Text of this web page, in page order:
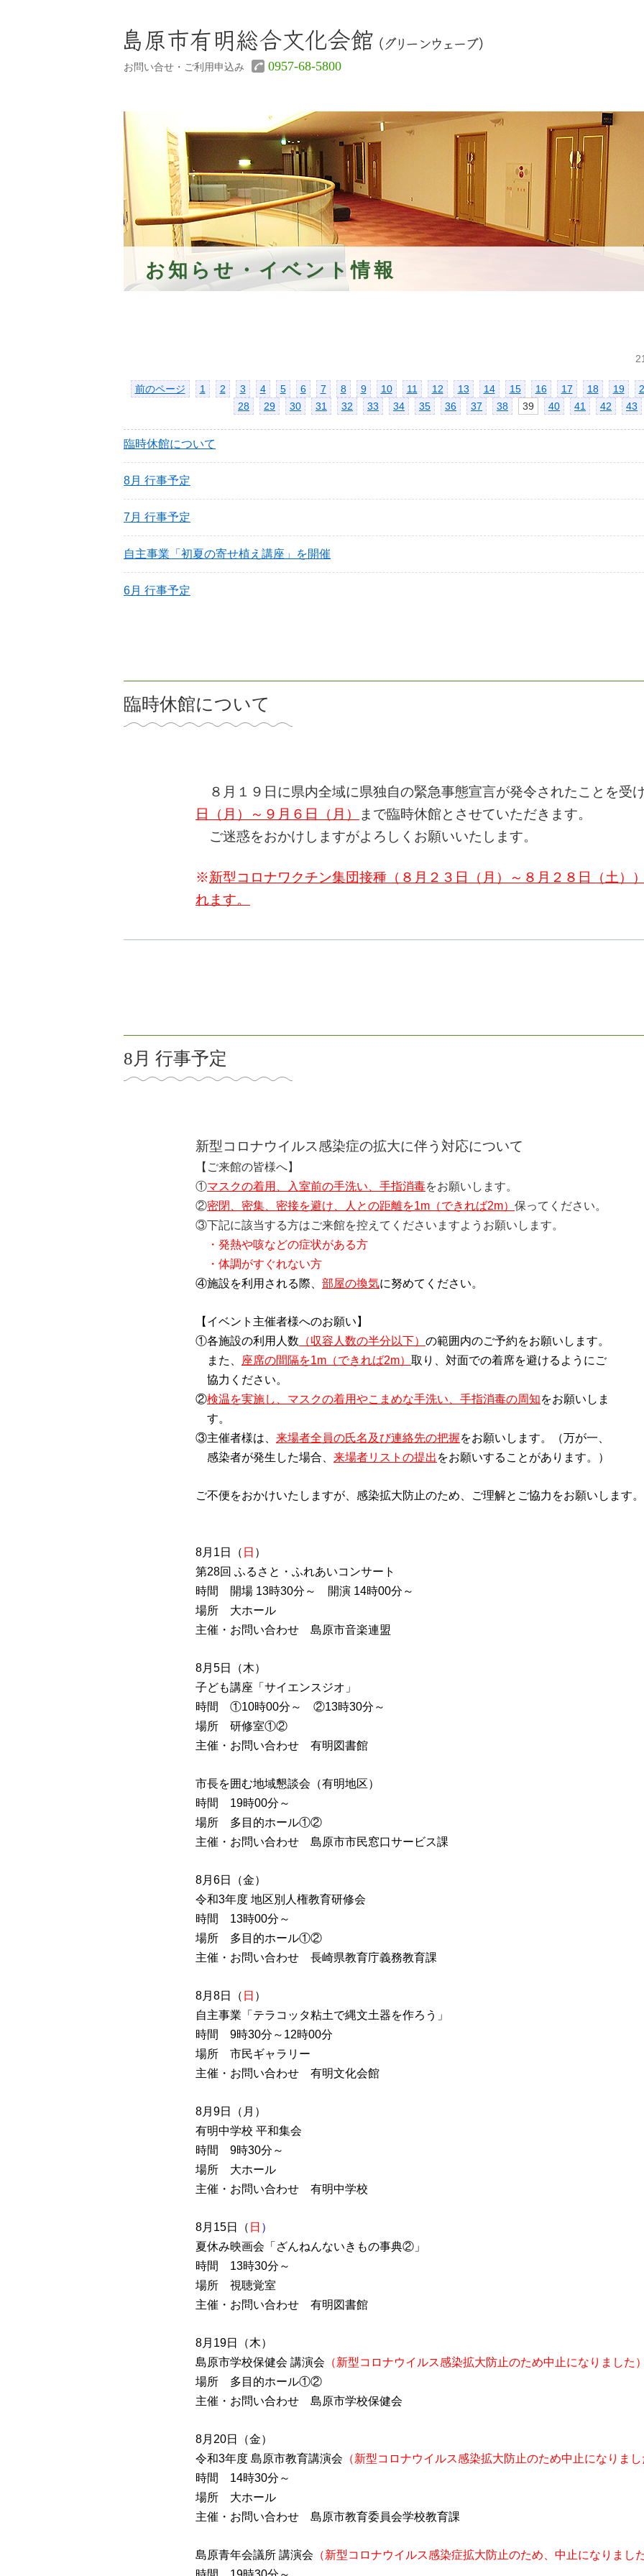
島原市有
お問い合せ・ご利用申込み 0957-68-5800
お知らせ・イベント情報
前のページ 1 2 3 4 5 6 7 8 9 10 11 12 13 14 15 16 17 18 19
28
29 30 31 32 33 34 35 36 37 38 39 40 41 42 43
臨時休館について
8月 行事予定
7月 行事予定
自主事業「初夏の寄せ植え講座」を開催
6月 行事予定
臨時休館について
８月１９日に県内全域に県独自の緊急事態宣言が発令されたことを受
日（月）～９月６日（月）
まで臨時休館とさせていただきます。
ご迷惑をおかけしますがよろしくお願いいたします。
※新型コロナワクチン集団接種（８月２３日（月）～８月２８日（土）
れます。
8月 行事予定
新型コロナウイルス感染症の拡大に伴う対応について
【ご来館の皆様へ】
①マスクの着用、入室前の手洗い、手指消毒をお願いします。
②密閉、密集、密接を避け、人との距離を1m（できれば2m） 保ってください。
③下記に該当する方はご来館を控えてくださいますようお願いします。
・発熱や咳などの症状がある方
・体調がすぐれない方
④施設を利用される際、 部屋の換気に努めてください。
【イベント主催者様へのお願い】
①各施設の利用人数 （収容人数の半分以下） の範囲内のご予約をお願いします。
また、
座席の間隔を1m（できれば2m） 取り、対面での着席を避けるようにご
協力ください。
②検温を実施し、マスクの着用やこまめな手洗い、手指消毒の周知をお願いしま
す。
③主催者様は、 来場者全員の氏名及び連絡先の把握をお願いします。（万が一、
感染者が発生した場合、 来場者リストの提出 をお願いすることがあります。）
ご不便をおかけいたしますが、感染拡大防止のため、ご理解とご協力をお願いします。
8月1日（ 日 ）
第28回 ふるさと・ふれあいコンサート
時間 開場 13時30分～ 開演 14時00分～
場所 大ホール
主催・お問い合わせ 島原市音楽連盟
8月5日（木）
子ども講座「サイエンスジオ」
時間 ①10時00分～ ②13時30分～
場所 研修室①②
主催・お問い合わせ 有明図書館
市長を囲む地域懇談会（有明地区）
時間 19時00分～
場所 多目的ホール①②
主催・お問い合わせ 島原市市民窓口サービス課
8月6日（金）
令和3年度 地区別人権教育研修会
時間 13時00分～
場所 多目的ホール①②
主催・お問い合わせ 長崎県教育庁義務教育課
8月8日（ 日 ）
自主事業「テラコッタ粘土で縄文土器を作ろう」
時間 9時30分～12時00分
場所 市民ギャラリー
主催・お問い合わせ 有明文化会館
8月9日（月）
有明中学校 平和集会
時間 9時30分～
場所 大ホール
主催・お問い合わせ 有明中学校
8月15日（ 日 ）
夏休み映画会「ざんねんないきもの事典②」
時間 13時30分～
場所 視聴覚室
主催・お問い合わせ 有明図書館
8月19日（木）
島原市学校保健会 講演会 （新型コロナウイルス感染拡大防止のため中止になりました）
場所 多目的ホール①②
主催・お問い合わせ 島原市学校保健会
8月20日（金）
令和3年度 島原市教育講演会 （新型コロナウイルス感染拡大防止のため中止になりまし
時間 14時30分～
場所 大ホール
主催・お問い合わせ 島原市教育委員会学校教育課
島原青年会議所 講演会 （新型コロナウイルス感染症拡大防止のため、中止になりました